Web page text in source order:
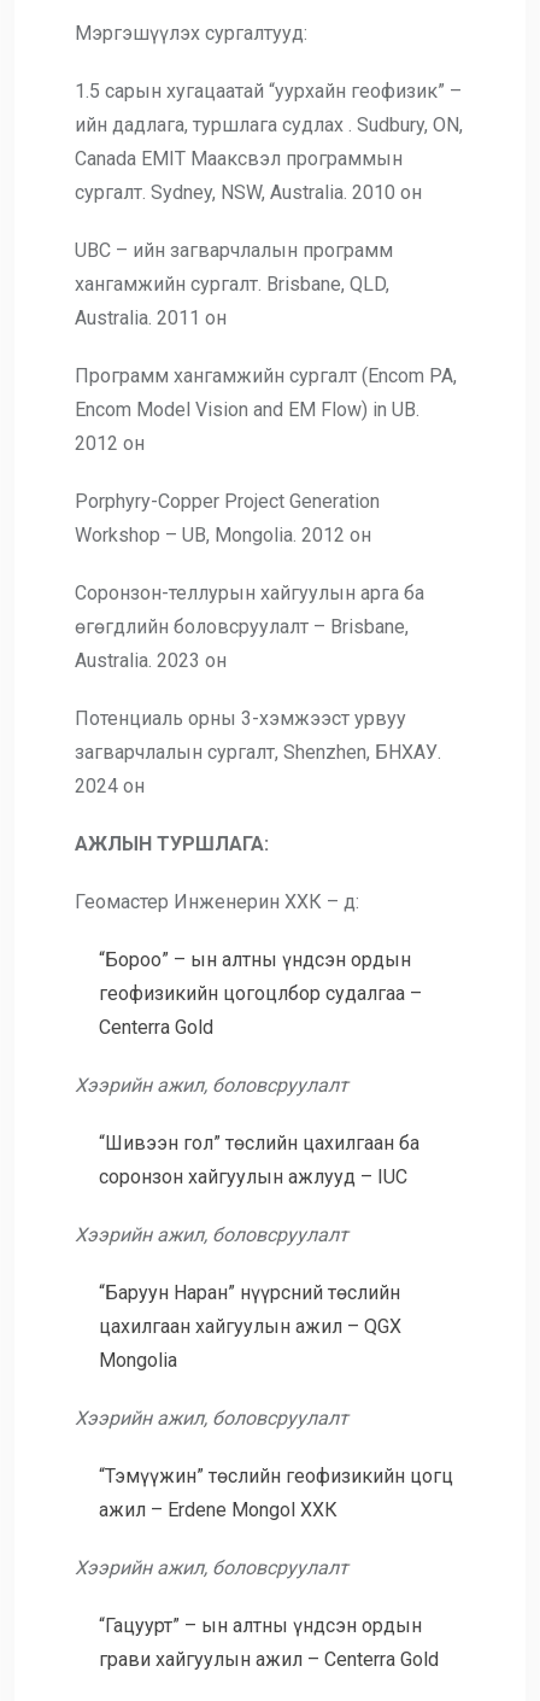
Мэргэшүүлэх сургалтууд:
1.5 сарын хугацаатай “уурхайн геофизик” –
ийн дадлага, туршлага судлах . Sudbury, ON,
Canada EMIT Maаксвэл программын
сургалт. Sydney, NSW, Australia. 2010 он
UBC – ийн загварчлалын программ
хангамжийн сургалт. Brisbane, QLD,
Australia. 2011 он
Программ хангамжийн сургалт (Encom PA,
Encom Model Vision and EM Flow) in UB.
2012 он
Porphyry-Copper Project Generation
Workshop – UB, Mongolia. 2012 он
Соронзон-теллурын хайгуулын арга ба
өгөгдлийн боловсруулалт – Brisbane,
Australia. 2023 он
Потенциаль орны 3-хэмжээст урвуу
загварчлалын сургалт, Shenzhen, БНХАУ.
2024 он
АЖЛЫН ТУРШЛАГА:
Геомастер Инженерин ХХК – д:
“Бороо” – ын алтны үндсэн ордын
геофизикийн цогоцлбор судалгаа –
Centerra Gold
Хээрийн ажил, боловсруулалт
“Шивээн гол” төслийн цахилгаан ба
соронзон хайгуулын ажлууд – IUC
Хээрийн ажил, боловсруулалт
“Баруун Наран” нүүрсний төслийн
цахилгаан хайгуулын ажил – QGX
Mongolia
Хээрийн ажил, боловсруулалт
“Тэмүүжин” төслийн геофизикийн цогц
ажил – Erdene Mongol ХХК
Хээрийн ажил, боловсруулалт
“Гацуурт” – ын алтны үндсэн ордын
грави хайгуулын ажил – Centerra Gold